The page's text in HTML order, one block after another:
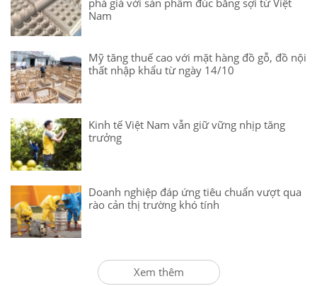
Nam
Mỹ tăng thuế cao với mặt hàng đồ gỗ, đồ nội
thất nhập khẩu từ ngày 14/10
Kinh tế Việt Nam vẫn giữ vững nhịp tăng
trưởng
Doanh nghiệp đáp ứng tiêu chuẩn vượt qua
rào cản thị trường khó tính
Xem thêm